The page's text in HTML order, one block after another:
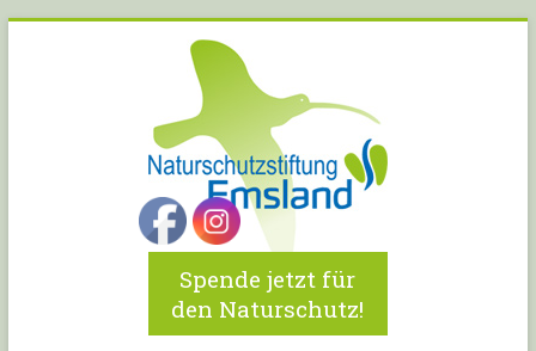
Spende jetzt für
den Naturschutz!